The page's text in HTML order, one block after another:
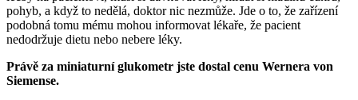
pohyb, a když to nedělá, doktor nic nezmůže. Jde o to, že zařízení
podobná tomu mému mohou informovat lékaře, že pacient
nedodržuje dietu nebo nebere léky.
Právě za miniaturní glukometr jste dostal cenu Wernera von
Siemense.